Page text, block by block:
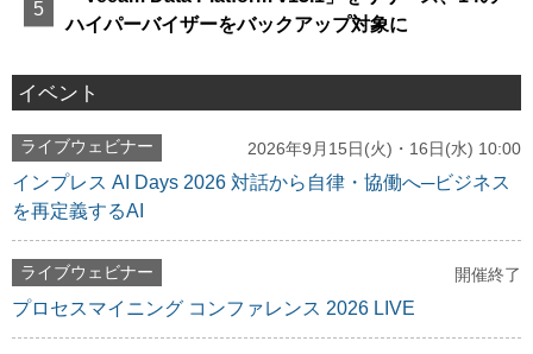
ハイパーバイザーをバックアップ対象に
イベント
ライブウェビナー 2026年9月15日(火)・16日(水) 10:00
インプレス AI Days 2026 対話から自律・協働へ─ビジネス
を再定義するAI
ライブウェビナー 開催終了
プロセスマイニング コンファレンス 2026 LIVE